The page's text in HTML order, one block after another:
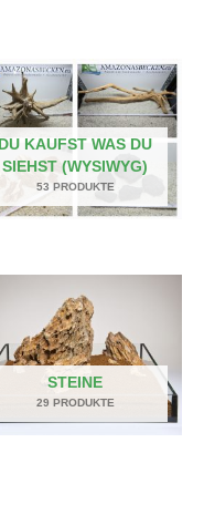
DU KAUFST WAS DU
SIEHST (WYSIWYG)
53 PRODUKTE
STEINE
29 PRODUKTE